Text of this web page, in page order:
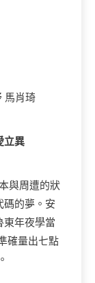
馬肖琦
立異
與周遭的狀
碼的夢。安
東年夜學當
確量出七點